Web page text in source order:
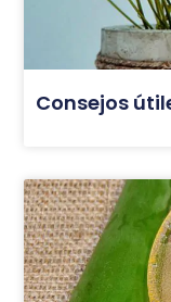
Consejos